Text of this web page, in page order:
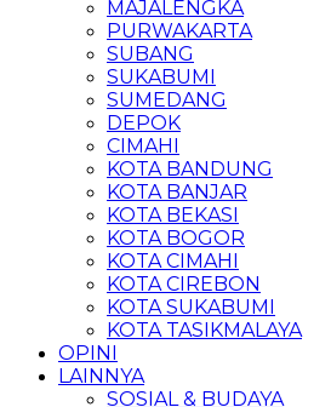
MAJALENGKA
PURWAKARTA
SUBANG
SUKABUMI
SUMEDANG
DEPOK
CIMAHI
KOTA BANDUNG
KOTA BANJAR
KOTA BEKASI
KOTA BOGOR
KOTA CIMAHI
KOTA CIREBON
KOTA SUKABUMI
KOTA TASIKMALAYA
OPINI
LAINNYA
SOSIAL & BUDAYA